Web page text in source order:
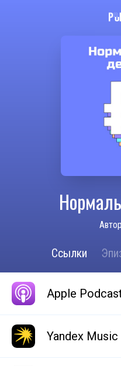
Ссылки
Apple
Yandex Music